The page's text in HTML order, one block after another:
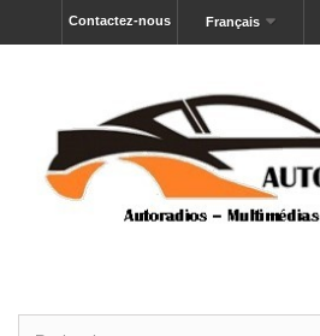
Français
Contactez-nous